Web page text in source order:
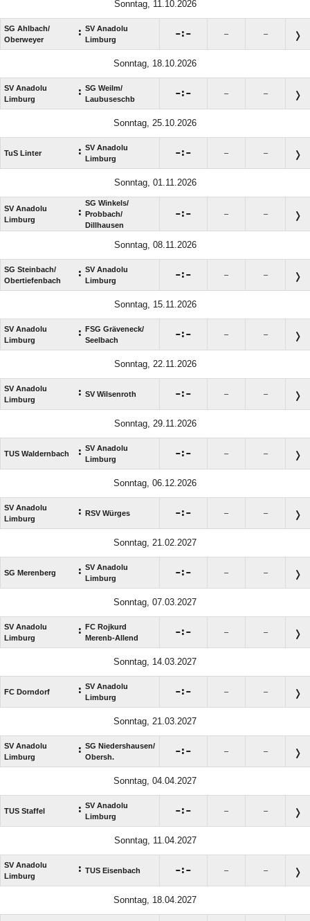
Sonntag, 11.10.2026
SG Ahlbach/​
Oberweyer
: SV Anadolu
Limburg
: – –
Sonntag, 18.10.2026
SV Anadolu
Limburg
: SG Weilm/​
Laubuseschb
: – –
Sonntag, 25.10.2026
TuS Linter : SV Anadolu
Limburg
: – –
Sonntag, 01.11.2026
SV Anadolu
Limburg
:
SG Winkels/​
Probbach/​
Dillhausen
: – –
Sonntag, 08.11.2026
SG Steinbach/​
Obertiefenbach
: SV Anadolu
Limburg
: – –
Sonntag, 15.11.2026
SV Anadolu
Limburg
: FSG Gräveneck/​
Seelbach
: – –
Sonntag, 22.11.2026
SV Anadolu
Limburg
: SV Wilsenroth : – –
Sonntag, 29.11.2026
TUS Waldernbach : SV Anadolu
Limburg
: – –
Sonntag, 06.12.2026
SV Anadolu
Limburg
: RSV Würges : – –
Sonntag, 21.02.2027
SG Merenberg : SV Anadolu
Limburg
: – –
Sonntag, 07.03.2027
SV Anadolu
Limburg
: FC Rojkurd
Merenb-Allend
: – –
Sonntag, 14.03.2027
FC Dorndorf : SV Anadolu
Limburg
: – –
Sonntag, 21.03.2027
SV Anadolu
Limburg
: SG Niedershausen/​
Obersh.
: – –
Sonntag, 04.04.2027
TUS Staffel : SV Anadolu
Limburg
: – –
Sonntag, 11.04.2027
SV Anadolu
Limburg
: TUS Eisenbach : – –
Sonntag, 18.04.2027